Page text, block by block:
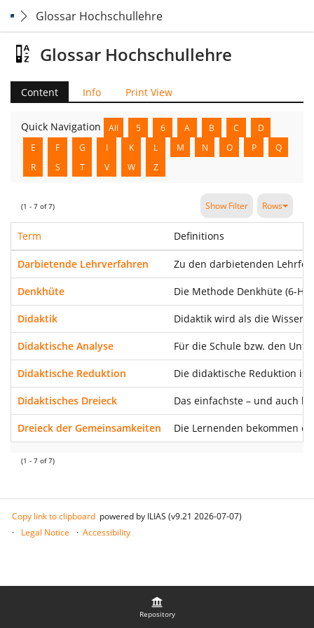
Glossar Hochschullehre
Repository
Glossar Hochschullehre
Content Info Print View
Quick Navigation All 5 6 A B C
D
E
F G I K L M N O P
Q
R
S T V W Z
(1 - 7 of 7) Show Filter Rows
Term Definitions
Darbietende Lehrverfahren Zu den darbietenden
Denkhüte Die Methode Denkhüte (6-
Didaktik Didaktik wird als die
Didaktische Analyse Für die Schule bzw. den
Didaktische Reduktion Die didaktische Reduktion
Didaktisches Dreieck Das einfachste – und auch
Dreieck der Gemeinsamkeiten Die Lernenden bekommen
(1 - 7 of 7)
Copy link to clipboard powered by ILIAS (v9.21 2026-07-07)
Legal Notice
Accessibility